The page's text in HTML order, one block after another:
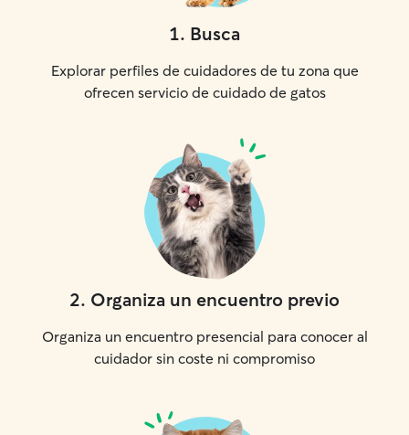
1. Busca
Explorar perfiles de cuidadores de tu zona que
ofrecen servicio de cuidado de gatos
2. Organiza un encuentro previo
Organiza un encuentro presencial para conocer al
cuidador sin coste ni compromiso